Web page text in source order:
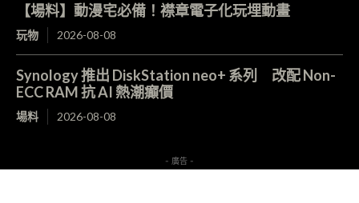
【場料】動漫宅必備！襟章電子化玩埋動畫
玩物 2026-08-08
Synology 推出 DiskStation neo+ 系列 改配 Non-
ECC RAM 抗 AI 熱潮癲價
場料 2026-08-08
- 廣告 -